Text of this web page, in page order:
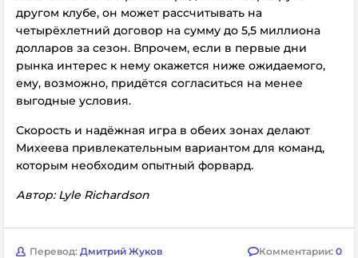
другом клубе, он может рассчитывать на
четырёхлетний договор на сумму до 5,5 миллиона
долларов за сезон. Впрочем, если в первые дни
рынка интерес к нему окажется ниже ожидаемого,
ему, возможно, придётся согласиться на менее
выгодные условия.
Скорость и надёжная игра в обеих зонах делают
Михеева привлекательным вариантом для команд,
которым необходим опытный форвард.
Автор: Lyle Richardson
Перевод: Дмитрий Жуков Комментарии: 0